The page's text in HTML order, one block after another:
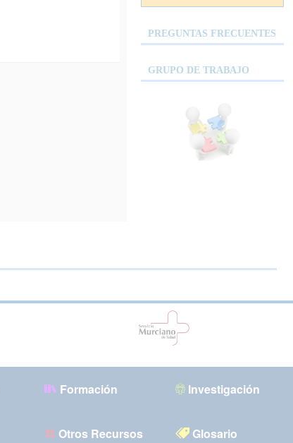
PREGUNTAS FRECUENTES
GRUPO DE TRABAJO
Formación Investigación
Otros Recursos Glosario